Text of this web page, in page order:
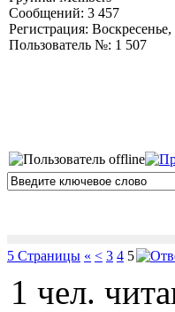
Сообщений: 3 457
Регистрация:
Пользователь №: 1 507
5 Страницы « < 3 4 5
1 чел.